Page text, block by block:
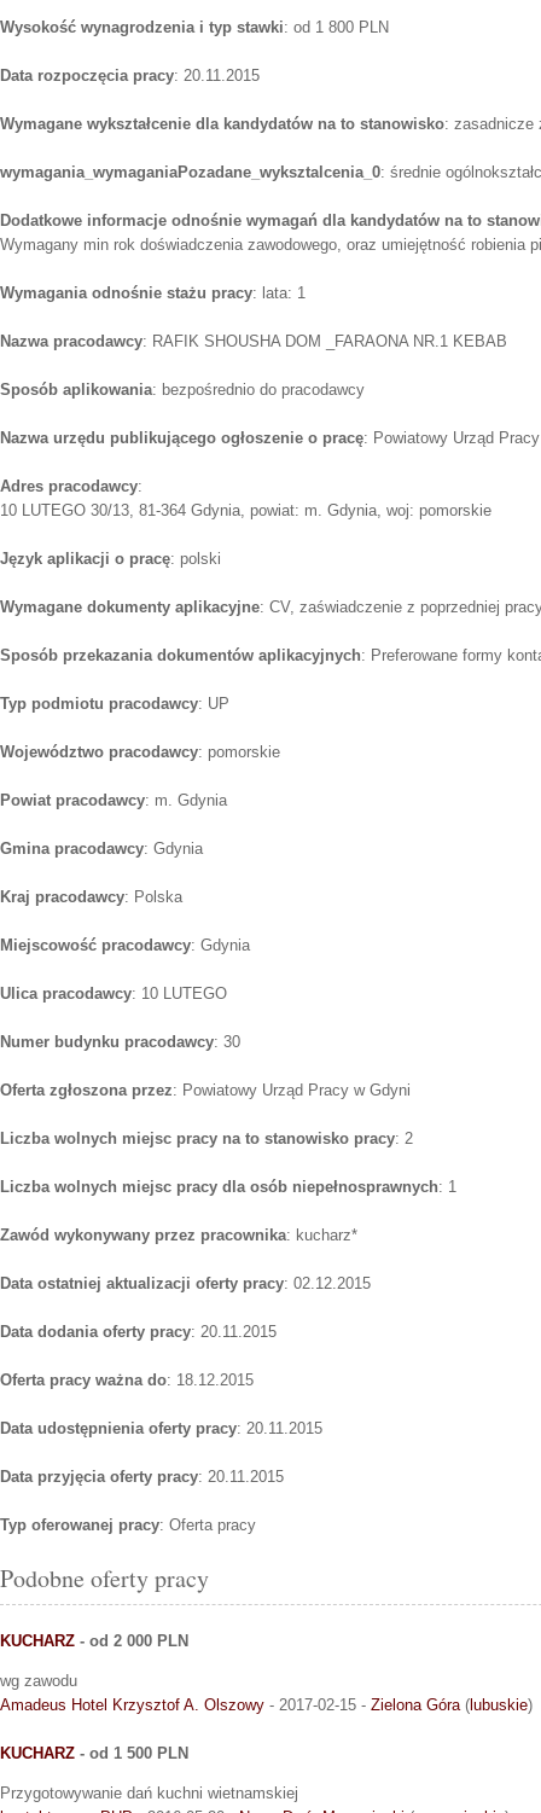
Wysokość wynagrodzenia i typ stawki: od 1 800 PLN
Data rozpoczęcia pracy: 20.11.2015
Wymagane wykształcenie dla kandydatów na to stanowisko: zasadnicze
wymagania_wymaganiaPozadane_wyksztalcenia_0: średnie
Dodatkowe informacje odnośnie wymagań dla kandydatów na to
Wymagany min rok doświadczenia zawodowego, oraz umiejętność robienia
Wymagania odnośnie stażu pracy: lata: 1
Nazwa pracodawcy: RAFIK SHOUSHA DOM _FARAONA NR.1 KEBAB
Sposób aplikowania: bezpośrednio do pracodawcy
Nazwa urzędu publikującego ogłoszenie o pracę: Powiatowy Urząd
Adres pracodawcy:
10 LUTEGO 30/13, 81-364 Gdynia, powiat: m. Gdynia, woj: pomorskie
Język aplikacji o pracę: polski
Wymagane dokumenty aplikacyjne: CV, zaświadczenie z poprzedniej
Sposób przekazania dokumentów aplikacyjnych: Preferowane formy
Typ podmiotu pracodawcy: UP
Województwo pracodawcy: pomorskie
Powiat pracodawcy: m. Gdynia
Gmina pracodawcy: Gdynia
Kraj pracodawcy: Polska
Miejscowość pracodawcy: Gdynia
Ulica pracodawcy: 10 LUTEGO
Numer budynku pracodawcy: 30
Oferta zgłoszona przez: Powiatowy Urząd Pracy w Gdyni
Liczba wolnych miejsc pracy na to stanowisko pracy: 2
Liczba wolnych miejsc pracy dla osób niepełnosprawnych: 1
Zawód wykonywany przez pracownika: kucharz*
Data ostatniej aktualizacji oferty pracy: 02.12.2015
Data dodania oferty pracy: 20.11.2015
Oferta pracy ważna do: 18.12.2015
Data udostępnienia oferty pracy: 20.11.2015
Data przyjęcia oferty pracy: 20.11.2015
Typ oferowanej pracy: Oferta pracy
Podobne oferty pracy
KUCHARZ - od 2 000 PLN
wg zawodu
Amadeus Hotel Krzysztof A. Olszowy - 2017-02-15 - Zielona Góra (lubuskie)
KUCHARZ - od 1 500 PLN
Przygotowywanie dań kuchni wietnamskiej